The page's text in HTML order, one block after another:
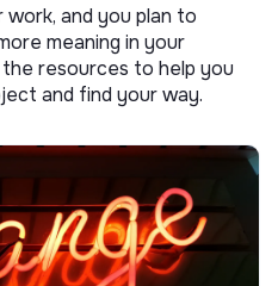
and you plan to
meaning in your
resources to help you
and find your way.